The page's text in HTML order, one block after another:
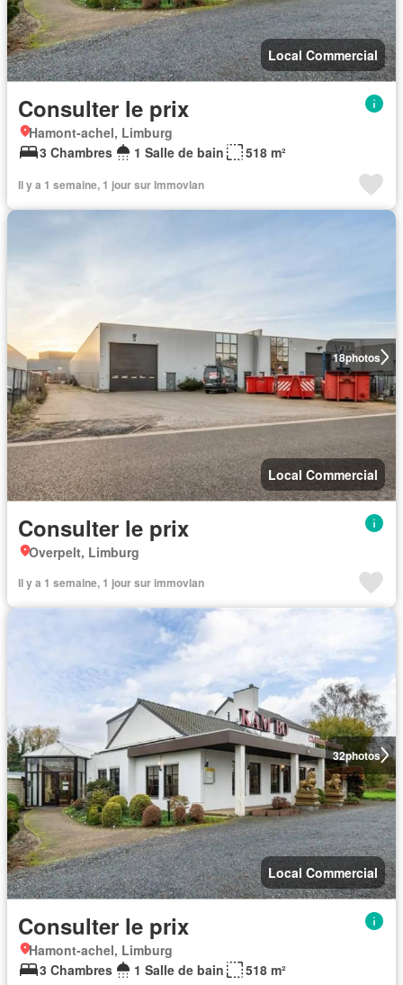
Local Commercial
Consulter le prix
Hamont-achel, Limburg
3 Chambres
1 Salle de bain 518 m²
Il y a 1 semaine, 1 jour sur Immovlan
18photos
Local Commercial
Consulter le prix
Overpelt, Limburg
Il y a 1 semaine, 1 jour sur immovlan
32photos
Local Commercial
Consulter le prix
Hamont-achel, Limburg
3 Chambres
1 Salle de bain 518 m²